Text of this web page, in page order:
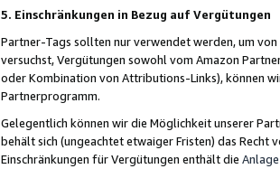
5. Einschränkungen in Bezug auf Vergütungen
Partner-Tags sollten nur verwendet werden, um
versuchst, Vergütungen sowohl vom Amazon
oder Kombination von Attributions-Links), können
Partnerprogramm.
Gelegentlich können wir die Möglichkeit unserer
behält sich (ungeachtet etwaiger Fristen) das
Einschränkungen für Vergütungen enthält die Anlage